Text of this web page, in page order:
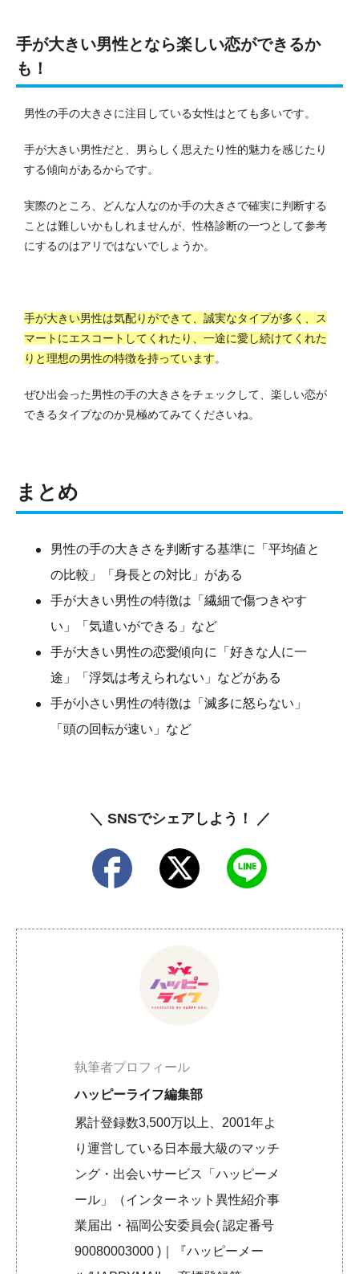
手が大きい男性となら楽しい恋ができるか
も！
男性の手の大きさに注目している女性はとても多いです。
手が大きい男性だと、男らしく思えたり性的魅力を感じたり
する傾向があるからです。
実際のところ、どんな人なのか手の大きさで確実に判断する
ことは難しいかもしれませんが、性格診断の一つとして参考
にするのはアリではないでしょうか。
手が大きい男性は気配りができて、誠実なタイプが多く、ス
マートにエスコートしてくれたり、一途に愛し続けてくれた
りと理想の男性の特徴を持っています。
ぜひ出会った男性の手の大きさをチェックして、楽しい恋が
できるタイプなのか見極めてみてくださいね。
まとめ
男性の手の大きさを判断する基準に「平均値と
の比較」「身長との対比」がある
手が大きい男性の特徴は「繊細で傷つきやす
い」「気遣いができる」など
手が大きい男性の恋愛傾向に「好きな人に一
途」「浮気は考えられない」などがある
手が小さい男性の特徴は「滅多に怒らない」
「頭の回転が速い」など
＼ SNSでシェアしよう！ ／
執筆者プロフィール
ハッピーライフ編集部
累計登録数3,500万以上、2001年よ
り運営している日本最大級のマッチ
ング・出会いサービス「ハッピーメ
ール」（インターネット異性紹介事
業届出・福岡公安委員会( 認定番号
90080003000 )｜『ハッピーメー